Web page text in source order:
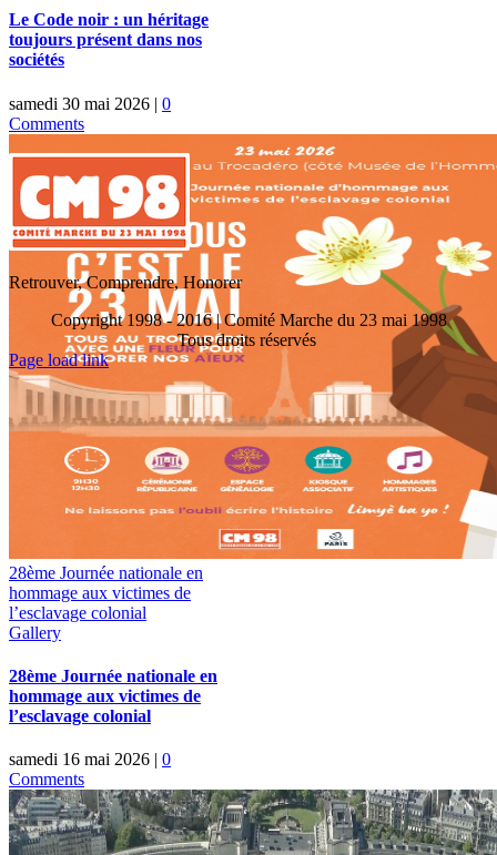
Le Code noir : un héritage
toujours présent dans nos
sociétés
samedi 30 mai 2026 | 0
Comments
28ème Journée nationale en
hommage aux victimes de
l’esclavage colonial
Gallery
28ème Journée nationale en
hommage aux victimes de
l’esclavage colonial
samedi 16 mai 2026 | 0
Comments
Retrouver, Comprendre, Honorer
Copyright 1998 - 2016 | Comité Marche du 23 mai 1998
Tous droits réservés
Toggle
Sliding
Area
Page load link
Go
Top